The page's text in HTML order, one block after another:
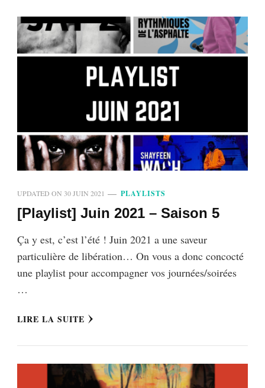
UPDATED ON 30 JUIN 2021 PLAYLISTS
[Playlist] Juin 2021 – Saison 5
Ça y est, c’est l’été ! Juin 2021 a une saveur
particulière de libération… On vous a donc concocté
une playlist pour accompagner vos journées/soirées
…
LIRE LA SUITE